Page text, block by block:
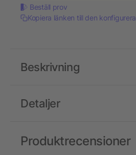
Beställ prov
Kopiera länken till den
Detaljer
Beskrivning
Produktrecensioner